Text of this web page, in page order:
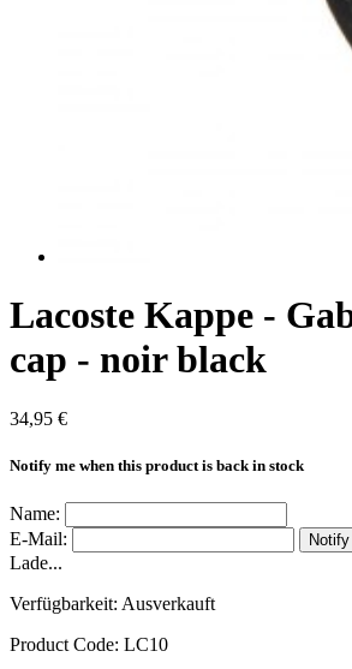
Lacoste Kappe -
cap - noir black
34,95 €
Notify me when this product is back in stock
Name:
E-Mail:
Lade...
Verfügbarkeit: Ausverkauft
Product Code: LC10